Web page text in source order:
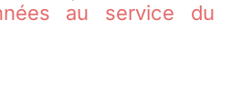
au service du